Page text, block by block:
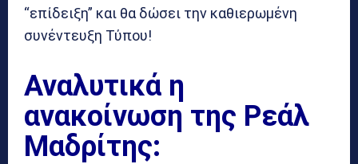
“επίδειξη” και θα δώσει την καθιερωμένη
συνέντευξη Τύπου!
Αναλυτικά η
ανακοίνωση της Ρεάλ
Μαδρίτης: